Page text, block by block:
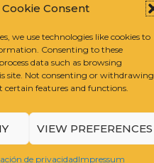
Consent
we use technologies like cookies to
Consenting to these
data such as browsing
site. Not consenting or withdrawing
certain features and functions.
VIEW PREFERENCES
de privacidadImpressum